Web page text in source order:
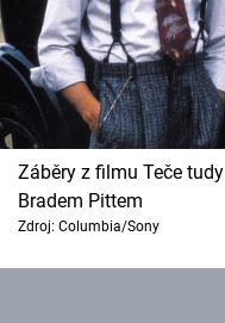
Záběry z filmu Teče
Bradem Pittem
Zdroj: Columbia/Sony